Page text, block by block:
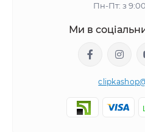
Пн-Пт: з
Ми в